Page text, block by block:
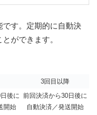
です。定期的に自動決
ができます。
3回目以降
後に
開始
前回決済から30日後に
自動決済／発送開始